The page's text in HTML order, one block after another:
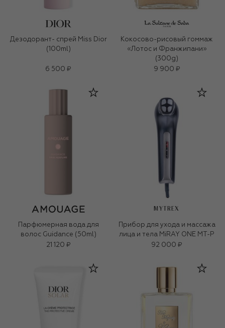
Дезодорант- спрей Miss Dior
(100ml)
6 500 ₽
Кокосово-рисовый гоммаж
«Лотос и Франжипани»
(300g)
9 900 ₽
Парфюмерная вода для
волос Guidance (50ml)
21 120 ₽
MYTREX
Прибор для ухода и массажа
лица и тела MiRAY ONE MT-P
92 000 ₽